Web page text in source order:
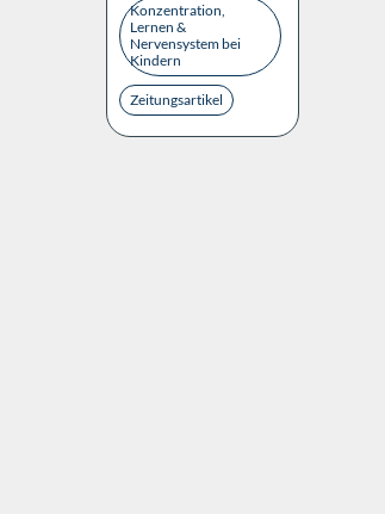
Konzentration,
Lernen &
Nervensystem bei
Kindern
Zeitungsartikel